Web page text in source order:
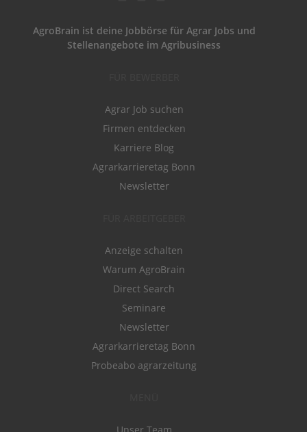
AgroBrain ist deine Jobbörse für Agrar Jobs und
Stellenangebote im Agribusiness
Agrar Job suchen
Firmen entdecken
Karriere Blog
Agrarkarrieretag Bonn
Newsletter
Anzeige schalten
Warum AgroBrain
Direct Search
Seminare
Newsletter
Agrarkarrieretag Bonn
Probeabo agrarzeitung